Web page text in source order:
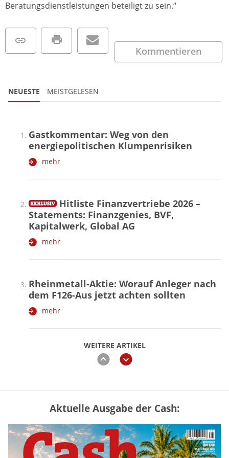
Beratungsdienstleistungen beteiligt zu sein.“
Kommentieren
NEUESTE MEISTGELESEN
WEITERE ARTIKEL
zurückweiter
Gastkommentar: Weg von den
energiepolitischen Klumpenrisiken
mehr
Hitliste Finanzvertriebe 2026 –
Statements: Finanzgenies, BVF,
Kapitalwerk, Global AG
mehr
Rheinmetall-Aktie: Worauf Anleger nach
dem F126-Aus jetzt achten sollten
mehr
„Jung kauft Alt“ 2026: Neue Förderung im
Überblick – Tabelle mit Kreditbeträgen
und Einkommensgrenzen
mehr
Aktuelle Ausgabe der Cash: